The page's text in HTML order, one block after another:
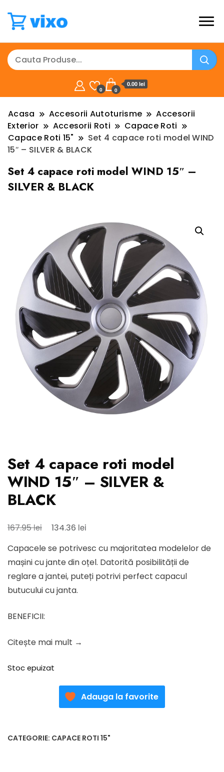
0 0
0.00 lei
Acasa Accesorii Autoturisme
Accesorii
Exterior
Accesorii Roti
Capace Roti
Capace Roti 15"
Set 4 capace roti model WIND
15″ – SILVER & BLACK
Set 4 capace roti model WIND 15″ –
SILVER & BLACK
Set 4 capace roti model
WIND 15″ – SILVER &
BLACK
167.95lei
Prețul
a
fost:
167.95 lei.
134.36 lei
este:
134.36 lei.
Capacele se potrivesc cu majoritatea modelelor de
mașini cu jante din oțel. Datorită posibilității de
reglare a jantei, puteți potrivi perfect capacul
butucului cu janta.
BENEFICII:
Citește mai mult →
Stoc epuizat
Adauga la favorite
CATEGORIE: CAPACE ROTI 15"